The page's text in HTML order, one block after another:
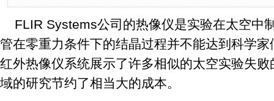
FLIR Systems公司的热像仪是实验在太空中
管在零重力条件下的结晶过程并不能达到科学
红外热像仪系统展示了许多相似的太空实验失
域的研究节约了相当大的成本。